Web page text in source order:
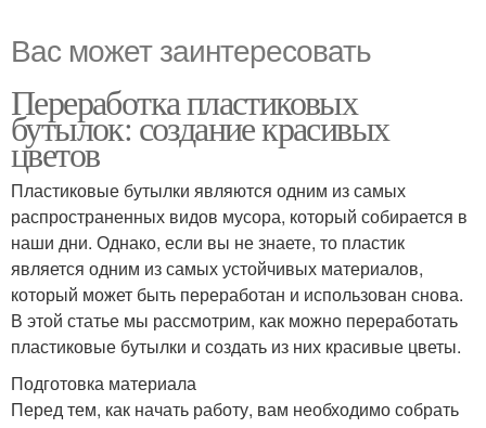
Вас может заинтересовать
Переработка пластиковых
бутылок: создание красивых
цветов
Пластиковые бутылки являются одним из самых
распространенных видов мусора, который собирается в
наши дни. Однако, если вы не знаете, то пластик
является одним из самых устойчивых материалов,
который может быть переработан и использован снова.
В этой статье мы рассмотрим, как можно переработать
пластиковые бутылки и создать из них красивые цветы.
Подготовка материала
Перед тем, как начать работу, вам необходимо собрать